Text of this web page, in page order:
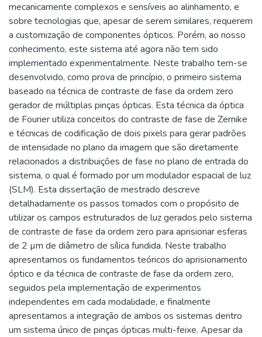
mecanicamente complexos e sensíveis ao alinhamento, e
sobre tecnologias que, apesar de serem similares, requerem
a customização de componentes ópticos. Porém, ao nosso
conhecimento, este sistema até agora não tem sido
implementado experimentalmente. Neste trabalho tem-se
desenvolvido, como prova de princípio, o primeiro sistema
baseado na técnica de contraste de fase da ordem zero
gerador de múltiplas pinças ópticas. Esta técnica da óptica
de Fourier utiliza conceitos do contraste de fase de Zernike
e técnicas de codificação de dois pixels para gerar padrões
de intensidade no plano da imagem que são diretamente
relacionados a distribuições de fase no plano de entrada do
sistema, o qual é formado por um modulador espacial de luz
(SLM). Esta dissertação de mestrado descreve
detalhadamente os passos tomados com o propósito de
utilizar os campos estruturados de luz gerados pelo sistema
de contraste de fase da ordem zero para aprisionar esferas
de 2 µm de diâmetro de sílica fundida. Neste trabalho
apresentamos os fundamentos teóricos do aprisionamento
óptico e da técnica de contraste de fase da ordem zero,
seguidos pela implementação de experimentos
independentes em cada modalidade, e finalmente
apresentamos a integração de ambos os sistemas dentro
um sistema único de pinças ópticas multi-feixe. Apesar da